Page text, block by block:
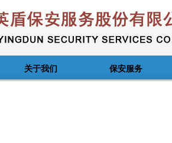
关于我们 保安服务